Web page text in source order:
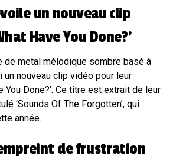
un nouveau clip
Have You Done?’
de metal mélodique sombre basé à
nouveau clip vidéo pour leur
You Done?’. Ce titre est extrait de leur
‘Sounds Of The Forgotten’, qui
année.
de frustration